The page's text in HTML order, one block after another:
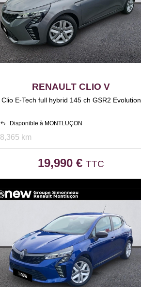
RENAULT CLIO V
Clio E-Tech full hybrid 145 ch GSR2 Evolution
Disponible à MONTLUÇON
8,365 km
19,990 €TTC